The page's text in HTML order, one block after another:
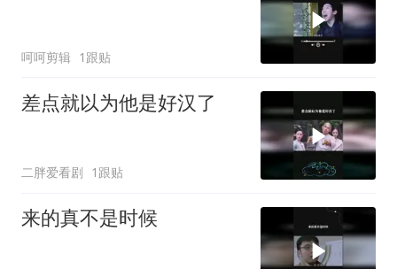
呵呵剪辑 1跟贴
差点就以为他是好汉了
二胖爱看剧 1跟贴
来的真不是时候